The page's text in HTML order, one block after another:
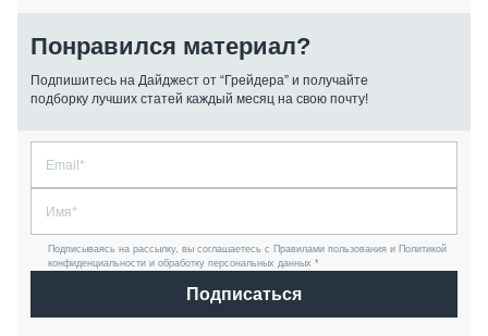
Понравился материал?
Подпишитесь на Дайджест от “Грейдера” и получайте
подборку лучших статей каждый месяц на свою почту!
Подписываясь на рассылку, вы соглашаетесь с Правилами пользования и Политикой
конфиденциальности и обработку персональных данных *
Подписаться